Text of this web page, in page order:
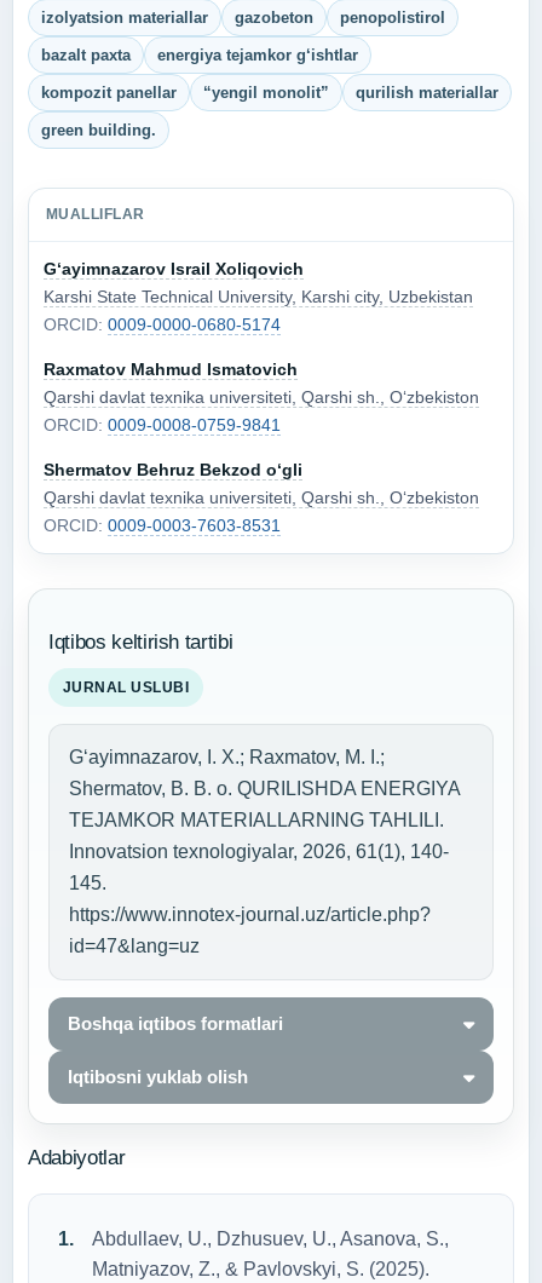
izolyatsion materiallar gazobeton penopolistirol
bazalt paxta energiya tejamkor g‘ishtlar
kompozit panellar “yengil monolit” qurilish materiallar
green building.
MUALLIFLAR
G‘ayimnazarov Israil Xoliqovich
Karshi State Technical University, Karshi city, Uzbekistan
ORCID: 0009-0000-0680-5174
Raxmatov Mahmud Ismatovich
Qarshi davlat texnika universiteti, Qarshi sh., O‘zbekiston
ORCID: 0009-0008-0759-9841
Shermatov Behruz Bekzod o‘gli
Qarshi davlat texnika universiteti, Qarshi sh., O‘zbekiston
ORCID: 0009-0003-7603-8531
Iqtibos keltirish tartibi
JURNAL USLUBI
G‘ayimnazarov, I. X.; Raxmatov, M. I.;
Shermatov, B. B. o. QURILISHDA ENERGIYA
TEJAMKOR MATERIALLARNING TAHLILI.
Innovatsion texnologiyalar, 2026, 61(1), 140-
145.
https://www.innotex-journal.uz/article.php?
id=47&lang=uz
Boshqa iqtibos formatlari
Iqtibosni yuklab olish
Adabiyotlar
Abdullaev, U., Dzhusuev, U., Asanova, S.,
Matniyazov, Z., & Pavlovskyi, S. (2025).